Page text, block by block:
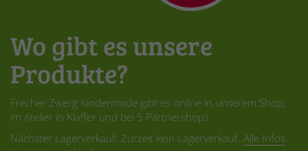
Wo gibt es unsere
Produkte?
Frecher Zwerg Kindermode gibt es online in unserem Shop,
im Atelier in Klaffer und bei 5 Partnershops.
Nächster Lagerverkauf: Zurzeit kein Lagerverkauf. Alle Infos